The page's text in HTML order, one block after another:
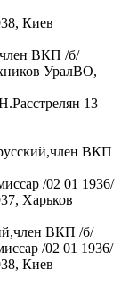
Киев
ВКП /б/
УралВО,
13
ВКП
/02 01 1936/
Харьков
ВКП /б/
/02 01 1936/
Киев